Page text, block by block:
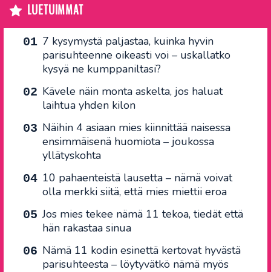
LUETUIMMAT
7 kysymystä paljastaa, kuinka hyvin
parisuhteenne oikeasti voi – uskallatko
kysyä ne kumppaniltasi?
Kävele näin monta askelta, jos haluat
laihtua yhden kilon
Näihin 4 asiaan mies kiinnittää naisessa
ensimmäisenä huomiota – joukossa
yllätyskohta
10 pahaenteistä lausetta – nämä voivat
olla merkki siitä, että mies miettii eroa
Jos mies tekee nämä 11 tekoa, tiedät että
hän rakastaa sinua
Nämä 11 kodin esinettä kertovat hyvästä
parisuhteesta – löytyvätkö nämä myös